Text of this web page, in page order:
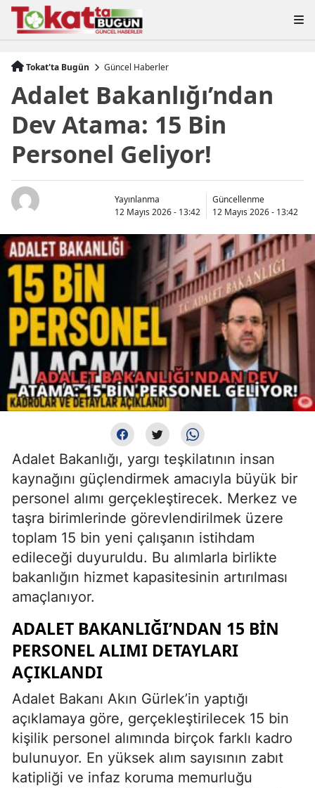
Tokat'ta Bugün Güncel Haberler
Adalet Bakanlığı’ndan
Dev Atama: 15 Bin
Personel Geliyor!
Yayınlanma
12 Mayıs 2026 - 13:42
Güncellenme
12 Mayıs 2026 - 13:42
Adalet Bakanlığı, yargı teşkilatının insan
kaynağını güçlendirmek amacıyla büyük bir
personel alımı gerçekleştirecek. Merkez ve
taşra birimlerinde görevlendirilmek üzere
toplam 15 bin yeni çalışanın istihdam
edileceği duyuruldu. Bu alımlarla birlikte
bakanlığın hizmet kapasitesinin artırılması
amaçlanıyor.
ADALET BAKANLIĞI’NDAN 15 BIN
PERSONEL ALIMI DETAYLARI
AÇIKLANDI
Adalet Bakanı Akın Gürlek’in yaptığı
açıklamaya göre, gerçekleştirilecek 15 bin
kişilik personel alımında birçok farklı kadro
bulunuyor. En yüksek alım sayısının zabıt
katipliği ve infaz koruma memurluğu